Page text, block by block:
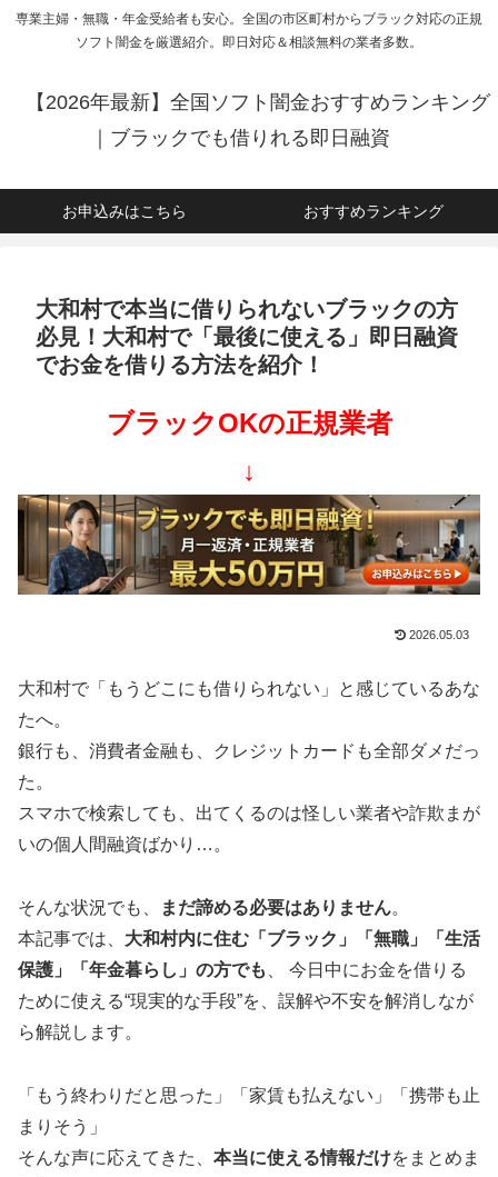
専業主婦・無職・年金受給者も安心。全国の市区町村からブラック対応の正規
ソフト闇金を厳選紹介。即日対応＆相談無料の業者多数。
【2026年最新】全国ソフト闇金おすすめランキング
｜ブラックでも借りれる即日融資
お申込みはこちら おすすめランキング
大和村で本当に借りられないブラックの方
必見！大和村で「最後に使える」即日融資
でお金を借りる方法を紹介！
ブラックOKの正規業者
↓
2026.05.03
大和村で「もうどこにも借りられない」と感じているあな
たへ。
銀行も、消費者金融も、クレジットカードも全部ダメだっ
た。
スマホで検索しても、出てくるのは怪しい業者や詐欺まが
いの個人間融資ばかり…。
そんな状況でも、 まだ諦める必要はありません。
本記事では、 大和村内に住む「ブラック」「無職」「生活
保護」「年金暮らし」の方でも
、 今日中にお金を借りる
ために使える“現実的な手段”を、誤解や不安を解消しなが
ら解説します。
「もう終わりだと思った」「家賃も払えない」「携帯も止
まりそう」
そんな声に応えてきた、 本当に使える情報だけをまとめま